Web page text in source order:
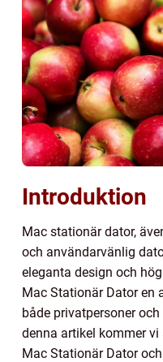
Introduktion
Mac stationär dator,
och användarvänlig
eleganta design och
Mac Stationär Dator en
både privatpersoner
denna artikel kommer
Mac Stationär Dator